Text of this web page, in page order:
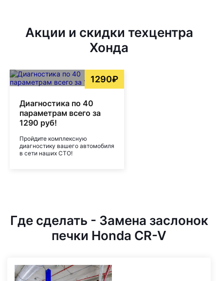
Акции и скидки техцентра
Хонда
1290₽
Диагностика по 40
параметрам всего за
1290 руб!
Пройдите комплексную
диагностику вашего автомобиля
в сети наших СТО!
Где сделать - Замена заслонок
печки Honda CR-V